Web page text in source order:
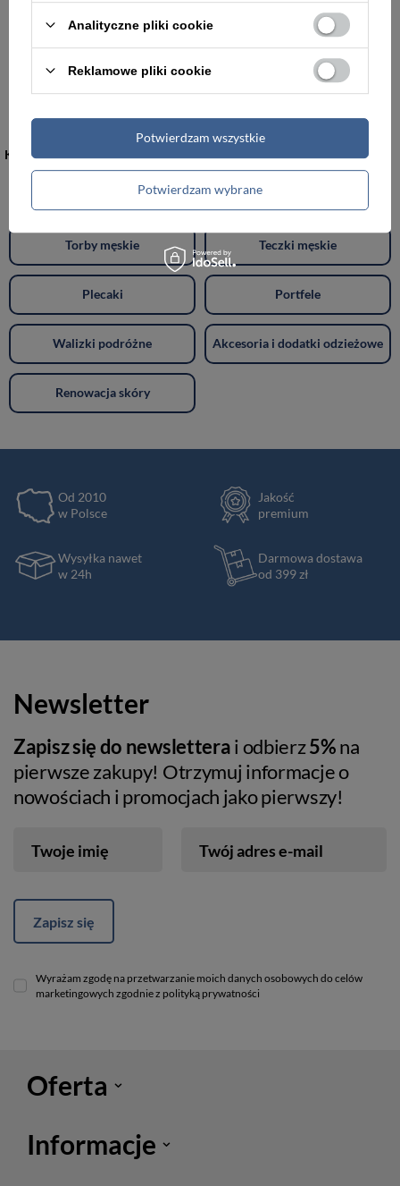
-5%
Etui z naturalnej skóry unisex Peterson CC-224 na karty i dokumenty małe czarne
KATEGORIE
Torebki damskie Torby damskie
Torby męskie Teczki męskie
Plecaki Portfele
Walizki podróżne Akcesoria i dodatki odzieżowe
Renowacja skóry
Od 2010
w Polsce
Jakość
premium
Wysyłka nawet
w 24h
Darmowa dostawa
od 399 zł
Newsletter
Zapisz się do newsletterai odbierz5%na
pierwsze zakupy! Otrzymuj informacje o
nowościach i promocjach jako pierwszy!
Twoje imię Twój adres e-mail
Zapisz się
Wyrażam zgodę na przetwarzanie moich danych osobowych do celów
marketingowych zgodnie z polityką prywatności
Oferta
Informacje
Analityczne pliki cookie
Reklamowe pliki cookie
Potwierdzam wybrane
Potwierdzam wszystkie